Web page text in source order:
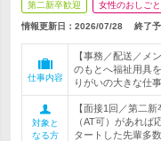
第二新卒歓迎 女性のおしご
情報更新日：2026/07/28 終了予
仕事内容
【事務／配送／メ
のもとへ福祉用具
りがいの大きな仕事
対象と
なる方
【面接1回／第二
（AT可）があれ
タートした先輩多数